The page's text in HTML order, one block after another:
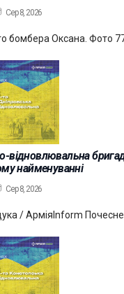
Сер 8, 2026
бомбера Оксана. Фото
відновлювальна
найменуванні
Сер 8, 2026
/ АрміяInform